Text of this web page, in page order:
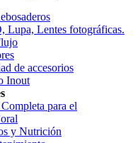
Lupa, Lentes fotográficas.
de accesorios
Inout
para el
y Nutrición